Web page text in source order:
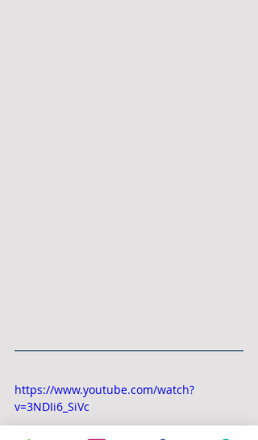
https://www.youtube.com/watch?
v=3NDIi6_SiVc